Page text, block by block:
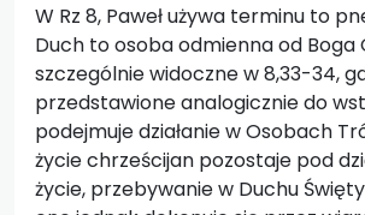
W Rz 8, Paweł używa terminu to
Duch to osoba odmienna od Boga
szczególnie widoczne w 8,33-34,
przedstawione analogicznie do
podejmuje działanie w Osobach
życie chrześcijan pozostaje pod
życie, przebywanie w Duchu